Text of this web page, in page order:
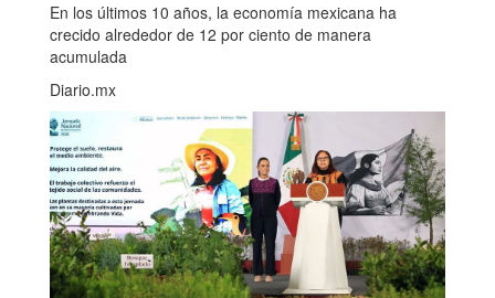
En los últimos 10 años, la economía mexicana ha
crecido alrededor de 12 por ciento de manera
acumulada
Diario.mx